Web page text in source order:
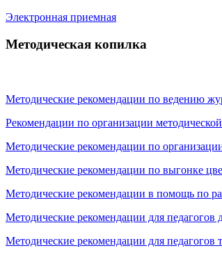
Электронная приемная
Методическая копилка
Методические рекомендации по ведению
Рекомендации по организации
Методические рекомендации по
Методические рекомендации по выгонке
Методические рекомендации в помощь по
Методические рекомендации для педагогов
Методические рекомендации для педагогов